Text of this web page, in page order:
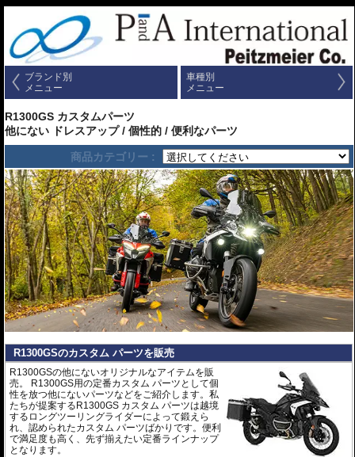
ブランド別
メニュー
車種別
メニュー
R1300GS カスタムパーツ
他にない ドレスアップ / 個性的 / 便利なパーツ
商品カテゴリー :
R1300GSのカスタム パーツを販売
R1300GSの他にないオリジナルなアイテムを販
売。 R1300GS用の定番カスタム パーツとして個
性を放つ他にないパーツなどをご紹介します。私
たちが提案するR1300GS カスタム パーツは越境
するロングツーリングライダーによって鍛えら
れ、認められたカスタム パーツばかりです。便利
で満足度も高く、先ず揃えたい定番ラインナップ
となります。